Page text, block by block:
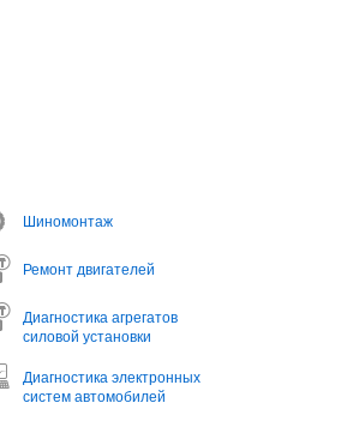
Шиномонтаж
Ремонт двигателей
Диагностика агрегатов
силовой установки
Диагностика электронных
систем автомобилей